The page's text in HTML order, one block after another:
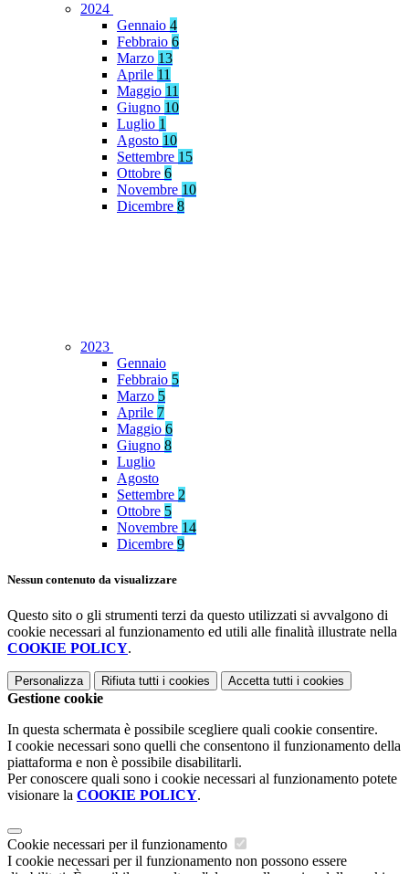
2024
Gennaio 4
Febbraio 6
Marzo 13
Aprile 11
Maggio 11
Giugno 10
Luglio 1
Agosto 10
Settembre 15
Ottobre 6
Novembre 10
Dicembre 8
2023
Gennaio
Febbraio 5
Marzo 5
Aprile 7
Maggio 6
Giugno 8
Luglio
Agosto
Settembre 2
Ottobre 5
Novembre 14
Dicembre 9
Nessun contenuto da visualizzare
Questo sito o gli strumenti terzi da questo utilizzati si avvalgono di
cookie necessari al funzionamento ed utili alle finalità illustrate nella
COOKIE POLICY.
Personalizza Rifiuta tutti i cookies Accetta tutti i cookies
Gestione cookie
In questa schermata è possibile scegliere quali cookie consentire.
I cookie necessari sono quelli che consentono il funzionamento della
piattaforma e non è possibile disabilitarli.
Per conoscere quali sono i cookie necessari al funzionamento potete
visionare la COOKIE POLICY.
Cookie necessari per il funzionamento
I cookie necessari per il funzionamento non possono essere